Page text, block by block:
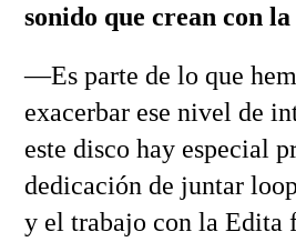
sonido que crean con
—Es parte de lo que
exacerbar ese nivel de
este disco hay especial
dedicación de juntar
y el trabajo con la Edita